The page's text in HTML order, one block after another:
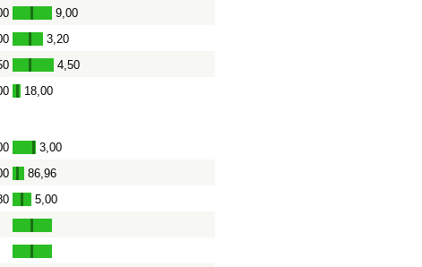
- 9,00
- 3,20
- 4,50
- 18,00
- 3,00
- 86,96
- 5,00